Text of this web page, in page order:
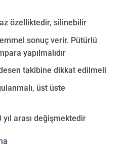
özelliktedir, silinebilir
sonuç verir. Pütürlü
yapılmalıdır
takibine dikkat edilmeli
üst üste
arası değişmektedir